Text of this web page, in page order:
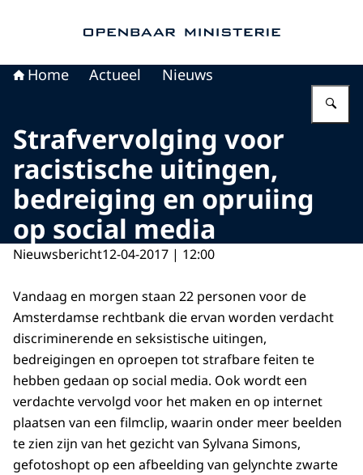
Home Actueel Nieuws
Strafvervolging voor
racistische uitingen,
bedreiging en opruiing
op social media
Nieuwsbericht12-04-2017 | 12:00
Vandaag en morgen staan 22 personen voor de
Amsterdamse rechtbank die ervan worden verdacht
discriminerende en seksistische uitingen,
bedreigingen en oproepen tot strafbare feiten te
hebben gedaan op social media. Ook wordt een
verdachte vervolgd voor het maken en op internet
plaatsen van een filmclip, waarin onder meer beelden
te zien zijn van het gezicht van Sylvana Simons,
gefotoshopt op een afbeelding van gelynchte zwarte